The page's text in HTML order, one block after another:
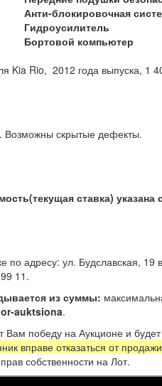
Анти-блокировочная
Гидроусилитель
Бортовой компьютер
Kia Rio, 2012 года выпуска,
скрытые дефекты.
ставка) указана
адресу: ул. Будславская, 19
(44) 707 99 11.
из суммы:
auktsiona
Вам победу на Аукционе и
вправе отказаться от продажи
собственности на Лот.